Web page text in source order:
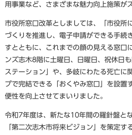
用事業など、さまざまな魅力向上施策が
市役所窓口改革としましては、「市役所
づくりを推進し、電子申請ができる手続
すとともに、これまでの顔の見える窓口
ンズ志木8階に土曜日、日曜日、祝休日
ステーション」や、多岐にわたる死亡に
プで完結できる「おくやみ窓口」を設置
便性を向上させてまいりました。
令和7年度は、新たな10年間の羅針盤と
「第二次志木市将来ビジョン」を策定す